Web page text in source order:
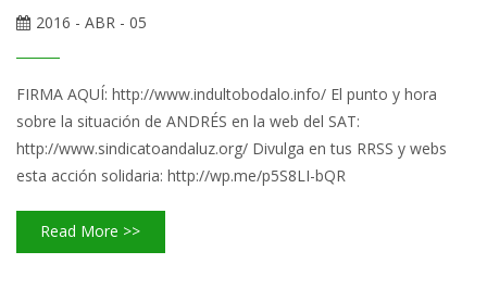
2016 - ABR - 05
FIRMA AQUÍ: http://www.indultobodalo.info/ El punto y hora
sobre la situación de ANDRÉS en la web del SAT:
http://www.sindicatoandaluz.org/ Divulga en tus RRSS y webs
esta acción solidaria: http://wp.me/p5S8LI-bQR
Read More >>